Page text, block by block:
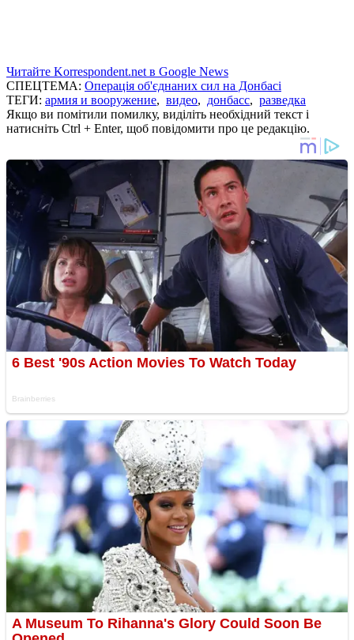
Читайте Korrespondent.net в Google News
СПЕЦТЕМА: Операція об'єднаних сил на Донбасі
ТЕГИ: армия и вооружение, видео, донбасс, разведка
Якщо ви помітили помилку, виділіть необхідний текст і
натисніть Ctrl + Enter, щоб повідомити про це редакцію.